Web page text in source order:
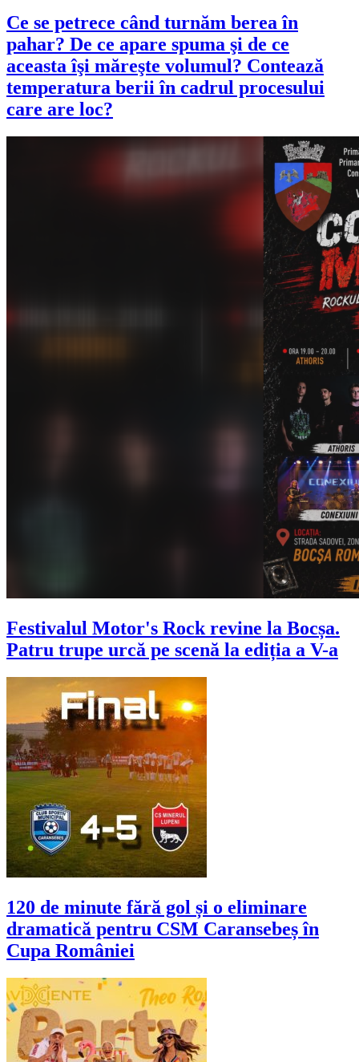
Ce se petrece când turnăm berea în
pahar? De ce apare spuma şi de ce
aceasta îşi măreşte volumul? Contează
temperatura berii în cadrul procesului
care are loc?
Festivalul Motor's Rock revine la Bocșa.
Patru trupe urcă pe scenă la ediția a V-a
120 de minute fără gol și o eliminare
dramatică pentru CSM Caransebeș în
Cupa României